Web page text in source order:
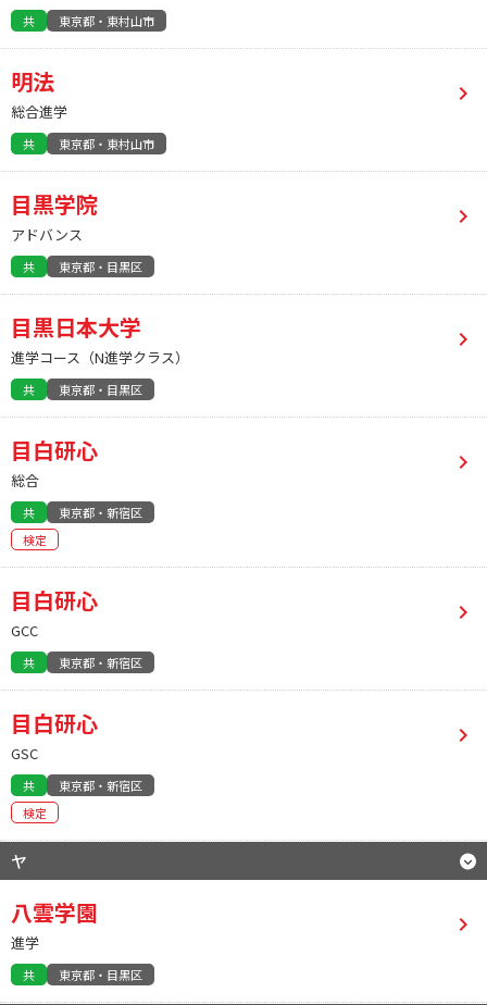
共 東京都・東村山市
明法
総合進学
共 東京都・東村山市
目黒学院
アドバンス
共 東京都・目黒区
目黒日本大学
進学コース（N進学クラス）
共 東京都・目黒区
目白研心
総合
共
東京都・新宿区
検定
目白研心
GCC
共 東京都・新宿区
目白研心
GSC
共
東京都・新宿区
検定
ヤ
八雲学園
進学
共 東京都・目黒区